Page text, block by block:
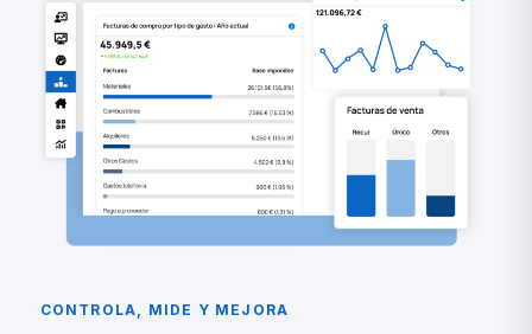
CONTROLA, MIDE Y MEJORA